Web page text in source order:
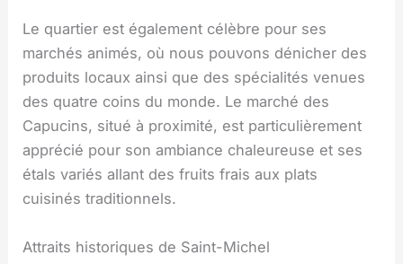
Le quartier est également célèbre pour ses
marchés animés, où nous pouvons dénicher des
produits locaux ainsi que des spécialités venues
des quatre coins du monde. Le marché des
Capucins, situé à proximité, est particulièrement
apprécié pour son ambiance chaleureuse et ses
étals variés allant des fruits frais aux plats
cuisinés traditionnels.
Attraits historiques de Saint-Michel